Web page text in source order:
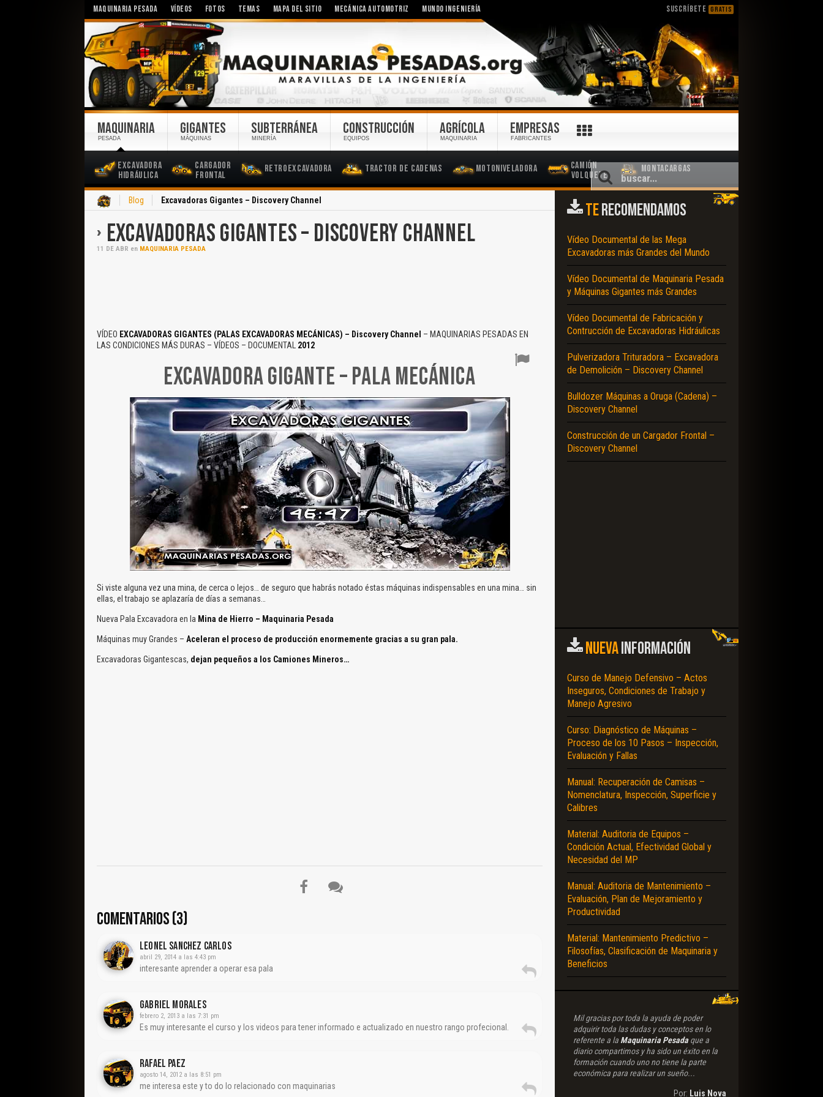
MAQUINARIA PESADA VÍDEOS FOTOS TEMAS MAPA DEL SITIO MECÁNICA AUTOMOTRIZ MUNDO INGENIERÍA SUSCRÍBETE GRATIS
MAQUINARIA
PESADA
Excavadora
Hidráulica
Cargador
Frontal
Retroexcavadora Tractor de Cadenas Motoniveladora
Camión
Volquete
Montacargas
GIGANTES
MÁQUINAS
SUBTERRÁNEA
MINERÍA
CONSTRUCCIÓN
EQUIPOS
AGRÍCOLA
MAQUINARIA
EMPRESAS
FABRICANTES
Blog Excavadoras Gigantes – Discovery Channel
EXCAVADORAS GIGANTES – DISCOVERY CHANNEL
11 DE ABR en MAQUINARIA PESADA
VÍDEO EXCAVADORAS GIGANTES (PALAS EXCAVADORAS MECÁNICAS) – Discovery Channel – MAQUINARIAS PESADAS EN
LAS CONDICIONES MÁS DURAS – VÍDEOS – DOCUMENTAL 2012
EXCAVADORA GIGANTE – PALA MECÁNICA
Si viste alguna vez una mina, de cerca o lejos… de seguro que habrás notado éstas máquinas indispensables en una mina… sin
ellas, el trabajo se aplazaría de días a semanas…
Nueva Pala Excavadora en la Mina de Hierro – Maquinaria Pesada
Máquinas muy Grandes – Aceleran el proceso de producción enormemente gracias a su gran pala.
Excavadoras Gigantescas, dejan pequeños a los Camiones Mineros…
COMENTARIOS (3)
Leonel Sanchez Carlos
abril 29, 2014 a las 4:43 pm
interesante aprender a operar esa pala
Gabriel Morales
febrero 2, 2013 a las 7:31 pm
Es muy interesante el curso y los videos para tener informado e actualizado en nuestro rango profecional.
Rafael Paez
agosto 14, 2012 a las 8:51 pm
me interesa este y to do lo relacionado con maquinarias
TERECOMENDAMOS
Vídeo Documental de las Mega
Excavadoras más Grandes del Mundo
Vídeo Documental de Maquinaria Pesada
y Máquinas Gigantes más Grandes
Vídeo Documental de Fabricación y
Contrucción de Excavadoras Hidráulicas
Pulverizadora Trituradora – Excavadora
de Demolición – Discovery Channel
Bulldozer Máquinas a Oruga (Cadena) –
Discovery Channel
Construcción de un Cargador Frontal –
Discovery Channel
NUEVAINFORMACIÓN
Curso de Manejo Defensivo – Actos
Inseguros, Condiciones de Trabajo y
Manejo Agresivo
Curso: Diagnóstico de Máquinas –
Proceso de los 10 Pasos – Inspección,
Evaluación y Fallas
Manual: Recuperación de Camisas –
Nomenclatura, Inspección, Superficie y
Calibres
Material: Auditoria de Equipos –
Condición Actual, Efectividad Global y
Necesidad del MP
Manual: Auditoria de Mantenimiento –
Evaluación, Plan de Mejoramiento y
Productividad
Material: Mantenimiento Predictivo –
Filosofías, Clasificación de Maquinaria y
Beneficios
Mil gracias por toda la ayuda de poder
adquirir toda las dudas y conceptos en lo
referente a la Maquinaria Pesadaque a
diario compartimos y ha sido un éxito en la
formación cuando uno no tiene la parte
económica para realizar un sueño...
Por: Luis Nova
Texto o Imagen de portada son erróneos.